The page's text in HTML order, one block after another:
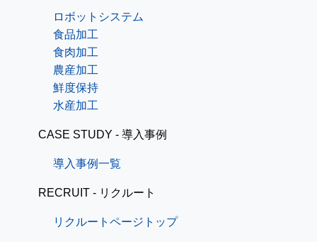
ロボットシステム
食品加工
食肉加工
農産加工
鮮度保持
水産加工
CASE STUDY - 導入事例
導入事例一覧
RECRUIT - リクルート
リクルートページトップ